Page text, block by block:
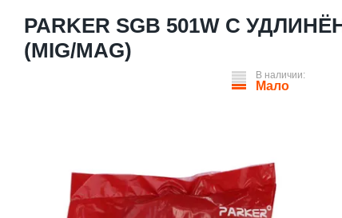
PARKER SGB 501W С
(MIG/MAG)
В наличии:
Мало